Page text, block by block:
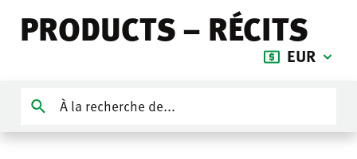
PRODUCTS – RÉCITS
EUR